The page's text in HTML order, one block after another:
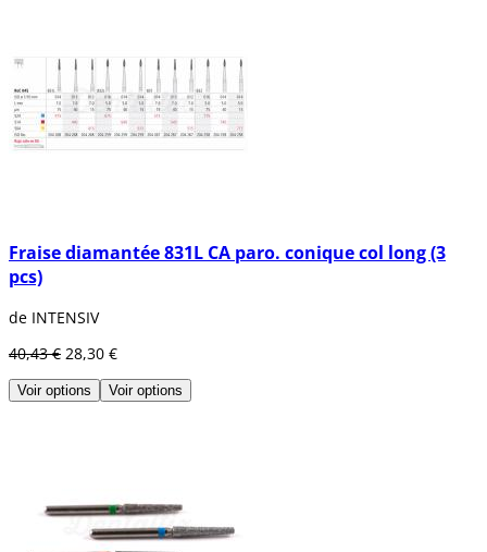
Fraise diamantée 831L CA paro. conique col long (3
pcs)
de INTENSIV
40,43 € 28,30 €
Voir options Voir options